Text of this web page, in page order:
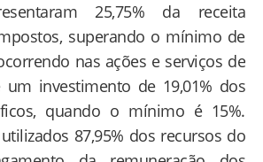
25,75% da receita
superando o mínimo de
nas ações e serviços de
um investimento de 19,01% dos
quando o mínimo é 15%.
87,95% dos recursos do